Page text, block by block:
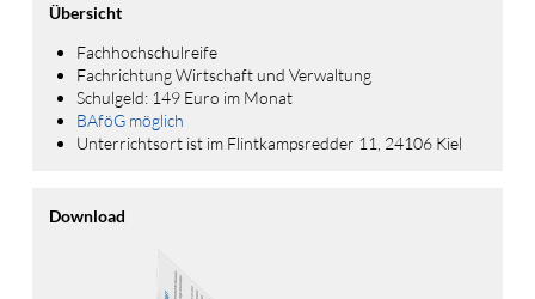
Übersicht
Fachhochschulreife
Fachrichtung Wirtschaft und Verwaltung
Schulgeld: 149 Euro im Monat
BAföG möglich
Unterrichtsort ist im Flintkampsredder 11, 24106 Kiel
Download